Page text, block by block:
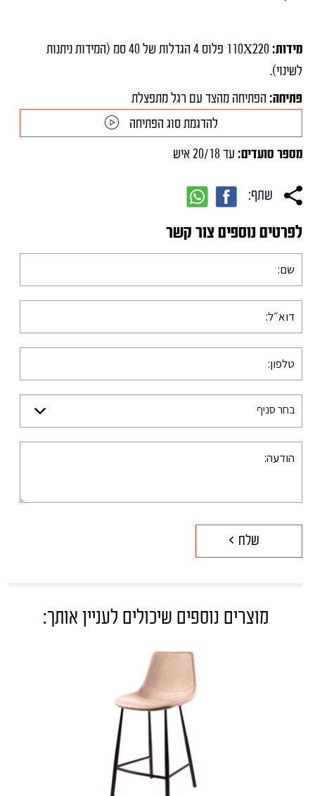
מידות:
110X220 פלוס 4 הגדלות של 40 סמ (המידות ניתנות
לשינוי).
פתיחה: הפתיחה מהצד עם רגל מתפצלת
להדגמת סוג הפתיחה
מספר סועדים: עד 20/18 איש
שתף:
לפרטים נוספים צור קשר
בחר סניף
מוצרים נוספים שיכולים לעניין אותך: